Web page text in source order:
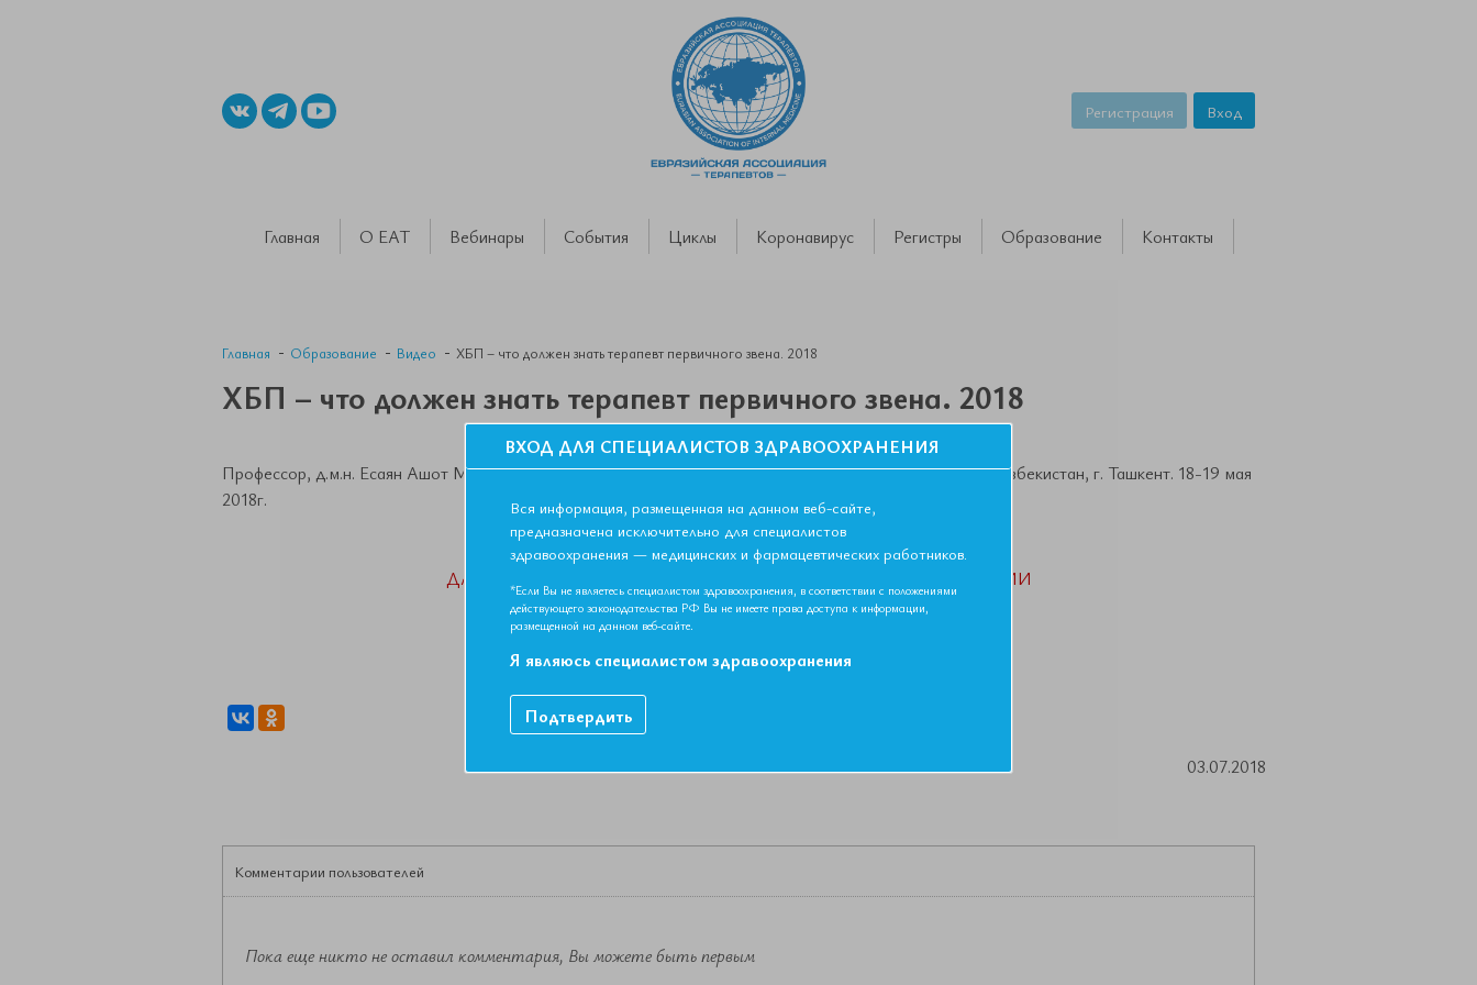
Регистрация Вход
Главная О ЕАТ Вебинары События Циклы Коронавирус Регистры Образование Контакты
Главная Образование Видео ХБП – что должен знать терапевт первичного звена. 2018
ХБП – что должен знать терапевт первичного звена. 2018
Профессор, д.м.н. Есаян Ашот Мовсесович. IV Съезд Евразийской Ассоциации Терапевтов. Республика Узбекистан, г. Ташкент. 18-19 мая
2018г.
ДАННЫЙ МАТЕРИАЛ ДОСТУПЕН ТОЛЬКО ЧЛЕНАМ АССОЦИАЦИИ
Если вы являетесь членом ЕАТ, пожалуйста,авторизируйтесь
Как вступить в Ассоциацию
03.07.2018
Комментарии пользователей
Пока еще никто не оставил комментария, Вы можете быть первым
ВХОД ДЛЯ СПЕЦИАЛИСТОВ ЗДРАВООХРАНЕНИЯ
Вся информация, размещенная на данном веб-сайте,
предназначена исключительно для специалистов
здравоохранения — медицинских и фармацевтических работников.
*Если Вы не являетесь специалистом здравоохранения, в соответствии с положениями
действующего законодательства РФ Вы не имеете права доступа к информации,
размещенной на данном веб-сайте.
Я являюсь специалистом здравоохранения
Подтвердить